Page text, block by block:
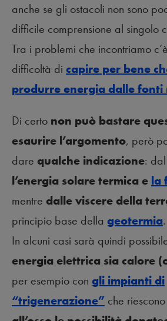
anche se gli ostacoli non sono
difficile comprensione al singolo
Tra i problemi che incontriamo
difficoltà di capire per bene
produrre energia dalle
Di certo non può bastare
esaurire l’argomento, però
dare qualche indicazione:
l’energia solare termica e la
mentre dalle viscere della
principio base della geotermia.
In alcuni casi sarà quindi
energia elettrica sia calore
per esempio con gli impianti di
“trigenerazione” che